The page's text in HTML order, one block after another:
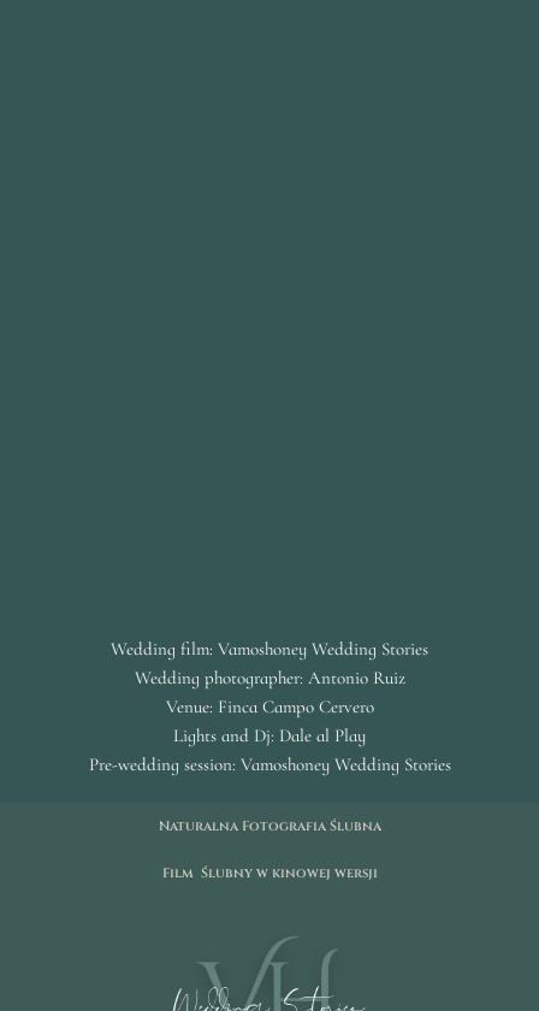
Wedding film: Vamoshoney Wedding Stories
Wedding photographer: Antonio Ruiz
Venue: Finca Campo Cervero
Lights and Dj: Dale al Play
Pre-wedding session: Vamoshoney Wedding Stories
Naturalna Fotografia Ślubna
Film Ślubny w kinowej wersji